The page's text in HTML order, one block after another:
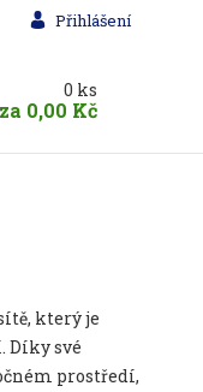
Přihlášení
0 ks
za 0,00 Kč
který je
Díky své
prostředí,